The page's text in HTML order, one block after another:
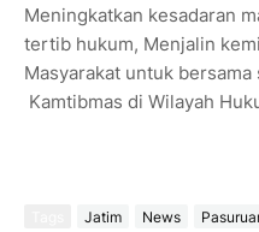
Meningkatkan kesadaran
tertib hukum, Menjalin
Masyarakat untuk bersama
Kamtibmas di Wilayah
Jatim News